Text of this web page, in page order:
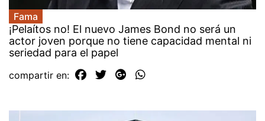
Fama
¡Pelaítos no! El nuevo James Bond no será un
actor joven porque no tiene capacidad mental ni
seriedad para el papel
compartir en: